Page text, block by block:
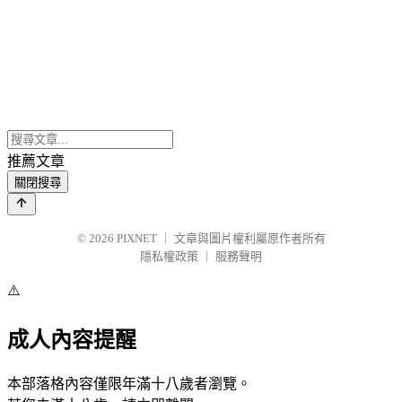
推薦文章
關閉搜尋
© 2026 PIXNET
文章與圖片權利屬原作者所有
隱私權政策
服務聲明
⚠️
成人內容提醒
本部落格內容僅限年滿十八歲者瀏覽。